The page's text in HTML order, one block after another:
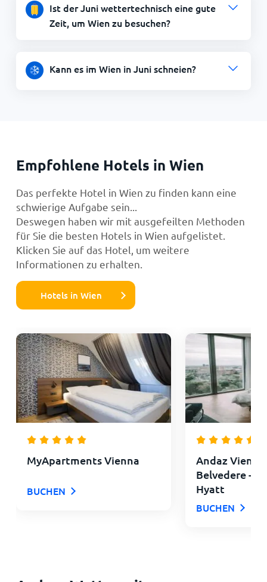
Ist der Juni wettertechnisch eine gute
Zeit, um Wien zu besuchen?
Kann es im Wien in Juni schneien?
Empfohlene Hotels in Wien
Das perfekte Hotel in Wien zu finden kann eine
schwierige Aufgabe sein...
Deswegen haben wir mit ausgefeilten Methoden
für Sie die besten Hotels in Wien aufgelistet.
Klicken Sie auf das Hotel, um weitere
Informationen zu erhalten.
Hotels in Wien
MyApartments Vienna
BUCHEN
Andaz
Belvedere - a
Hyatt
BUCHEN